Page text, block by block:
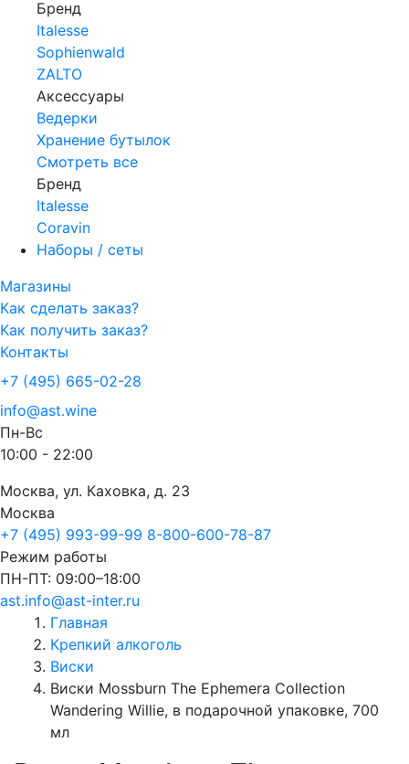
Бренд
Italesse
Sophienwald
ZALTO
Аксессуары
Ведерки
Хранение бутылок
Смотреть все
Бренд
Italesse
Coravin
Наборы / сеты
Магазины
Как сделать заказ?
Как получить заказ?
Контакты
+7 (495) 665-02-28
info@ast.wine
Пн-Вс
10:00 - 22:00
Москва, ул. Каховка, д. 23
Москва
+7 (495) 993-99-99 8-800-600-78-87
Режим работы
ПН-ПТ: 09:00–18:00
ast.info@ast-inter.ru
Главная
Крепкий алкоголь
Виски
Виски Mossburn The Ephemera Collection
Wandering Willie, в подарочной упаковке, 700
мл